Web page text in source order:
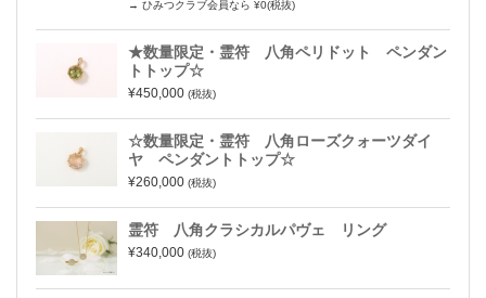
→ ひみつクラブ会員なら ¥0(税抜)
★数量限定・霊符 八角ペリドット ペンダン
トトップ☆
¥450,000 (税抜)
☆数量限定・霊符 八角ローズクォーツダイ
ヤ ペンダントトップ☆
¥260,000 (税抜)
霊符 八角クラシカルパヴェ リング
¥340,000 (税抜)